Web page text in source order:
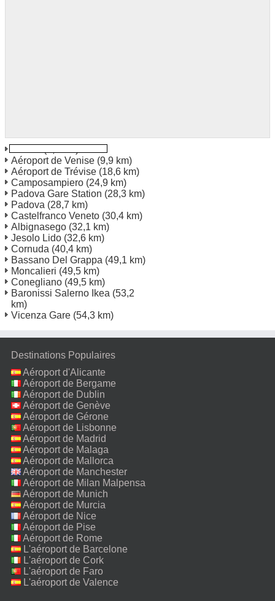
Aéroport de Venise (9,9 km)
Aéroport de Trévise (18,6 km)
Camposampiero (24,9 km)
Padova Gare Station (28,3 km)
Padova (28,7 km)
Castelfranco Veneto (30,4 km)
Albignasego (32,1 km)
Jesolo Lido (32,6 km)
Cornuda (40,4 km)
Bassano Del Grappa (49,1 km)
Moncalieri (49,5 km)
Conegliano (49,5 km)
Baronissi Salerno Ikea (53,2
km)
Vicenza Gare (54,3 km)
Destinations Populaires
Aéroport d'Alicante
Aéroport de Bergame
Aéroport de Dublin
Aéroport de Genève
Aéroport de Gérone
Aéroport de Lisbonne
Aéroport de Madrid
Aéroport de Malaga
Aéroport de Mallorca
Aéroport de Manchester
Aéroport de Milan Malpensa
Aéroport de Munich
Aéroport de Murcia
Aéroport de Nice
Aéroport de Pise
Aéroport de Rome
Fiumicino
L'aéroport de Barcelone
L'aéroport de Cork
L'aéroport de Faro
L'aéroport de Valence